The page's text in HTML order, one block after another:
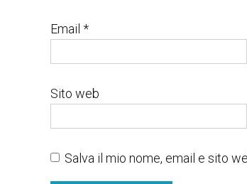
Email *
Sito web
Salva il mio nome, email e sito